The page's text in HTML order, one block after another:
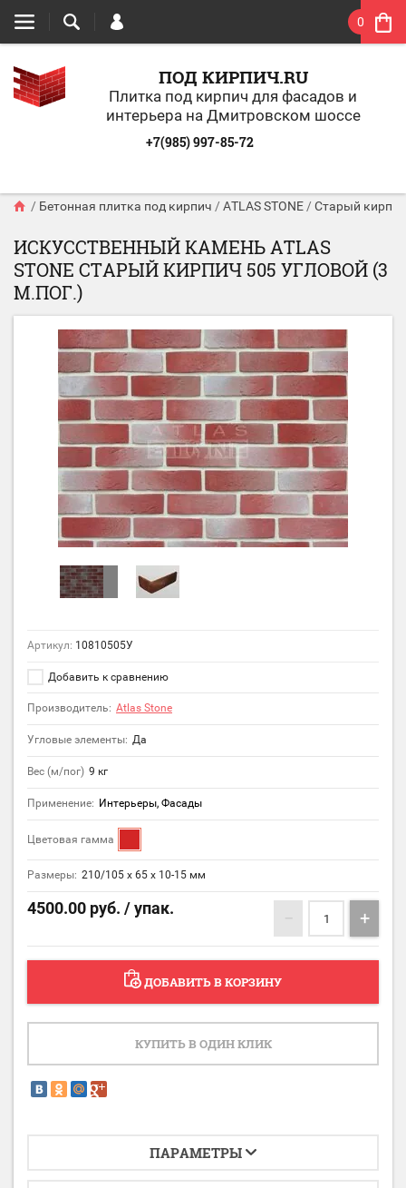
0
ПОД КИРПИЧ.RU
Плитка под кирпич для фасадов и
интерьера на Дмитровском шоссе
+7(985) 997-85-72
/ Бетонная плитка под кирпич / ATLAS STONE / Старый кирпич
ИСКУССТВЕННЫЙ КАМЕНЬ ATLAS
STONE СТАРЫЙ КИРПИЧ 505 УГЛОВОЙ (3
М.ПОГ.)
Артикул: 10810505У
Добавить к сравнению
Производитель: Atlas Stone
Угловые элементы: Да
Вес (м/пог) 9 кг
Применение: Интерьеры, Фасады
Цветовая гамма
Размеры: 210/105 х 65 х 10-15 мм
4500.00 руб. / упак. − +
ДОБАВИТЬ В КОРЗИНУ
КУПИТЬ В ОДИН КЛИК
ПАРАМЕТРЫ